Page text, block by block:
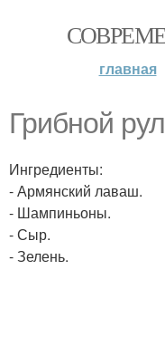
главная
Грибной
Ингредиенты:
- Армянский лаваш.
- Шампиньоны.
- Сыр.
- Зелень.